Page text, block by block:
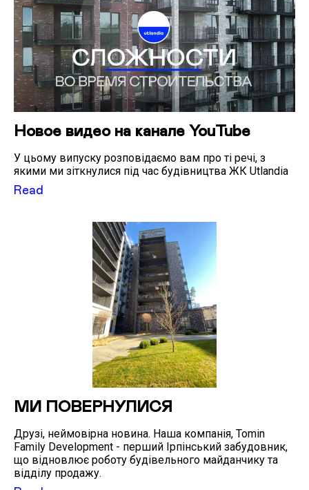
Новое видео на канале YouTube
У цьому випуску розповідаємо вам про ті речі, з
якими ми зіткнулися під час будівництва ЖК Utlandia
Read
МИ ПОВЕРНУЛИСЯ
Друзі, неймовірна новина. Наша компанія, Tomin
Family Development - перший Ірпінський забудовник,
що відновлює роботу будівельного майданчику та
відділу продажу.